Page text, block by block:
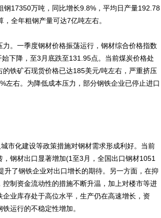
17350万吨，同比增长9.8%，平均日产量192.78
全年粗钢产量可达7亿吨左右。
一季度钢材价格振荡运行，钢材综合价格指数
下降，至3月底跌至131.95点。当前煤炭价格处
铁矿石现货价格已达185美元/吨左右，严重挤压
左右。为降低成本压力，部分钢铁企业已停止进口
化建设等政策措施对钢材需求形成利好。当前
钢材出口显著增加(1至3月，全国出口钢材1051
了钢铁企业对出口增长的期待。另一方面，在抑
制资金流动性的措施不断升温，加上对楼市等进
业库存处于高位水平，生产仍在高速增长，资
运行的不稳定性增加。